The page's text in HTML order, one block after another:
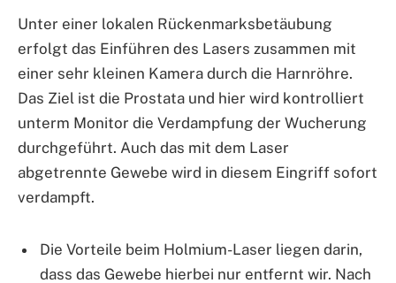
Unter einer lokalen Rückenmarksbetäubung
erfolgt das Einführen des Lasers zusammen mit
einer sehr kleinen Kamera durch die Harnröhre.
Das Ziel ist die Prostata und hier wird kontrolliert
unterm Monitor die Verdampfung der Wucherung
durchgeführt. Auch das mit dem Laser
abgetrennte Gewebe wird in diesem Eingriff sofort
verdampft.
Die Vorteile beim Holmium-Laser liegen darin,
dass das Gewebe hierbei nur entfernt wir. Nach